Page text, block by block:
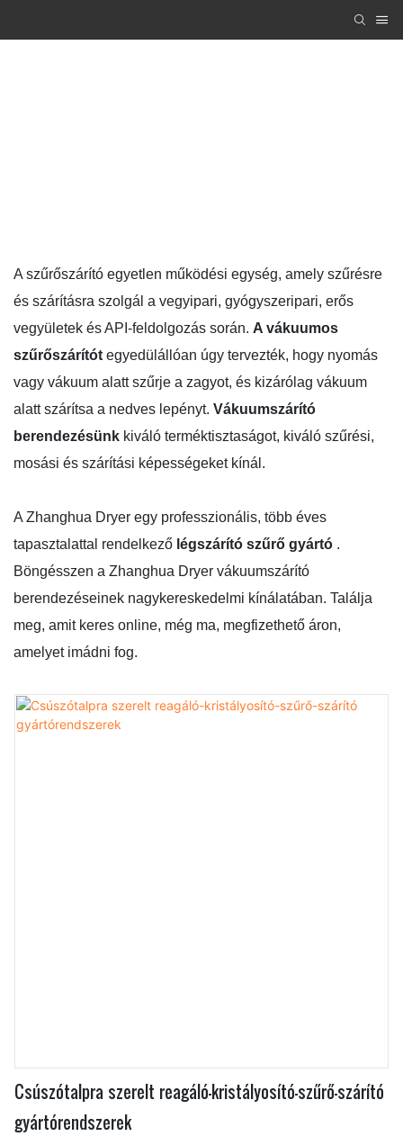
A szűrőszárító egyetlen működési egység, amely szűrésre
és szárításra szolgál a vegyipari, gyógyszeripari, erős
vegyületek és API-feldolgozás során. A vákuumos
szűrőszárítót egyedülállóan úgy tervezték, hogy nyomás
vagy vákuum alatt szűrje a zagyot, és kizárólag vákuum
alatt szárítsa a nedves lepényt. Vákuumszárító
berendezésünk kiváló terméktisztaságot, kiváló szűrési,
mosási és szárítási képességeket kínál.
A Zhanghua Dryer egy professzionális, több éves
tapasztalattal rendelkező légszárító szűrő gyártó .
Böngésszen a Zhanghua Dryer vákuumszárító
berendezéseinek nagykereskedelmi kínálatában. Találja
meg, amit keres online, még ma, megfizethető áron,
amelyet imádni fog.
Csúszótalpra szerelt reagáló-kristályosító-szűrő-szárító
gyártórendszerek